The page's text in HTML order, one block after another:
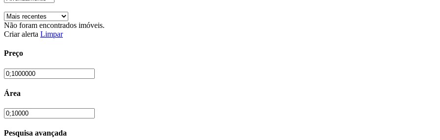
Não foram encontrados imóveis.
Criar alerta Limpar
Preço
Área
Pesquisa avançada